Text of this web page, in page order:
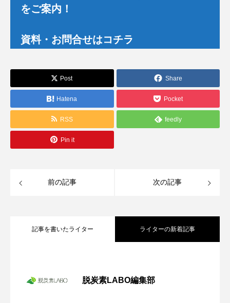
をご案内！
資料・お問合せはコチラ
Post Share
Hatena Pocket
RSS feedly
Pin it
前の記事 次の記事
記事を書いたライター ライターの新着記事
脱炭素LABO編集部